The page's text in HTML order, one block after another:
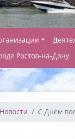
Ростов-на-Дону
Новости С Днем